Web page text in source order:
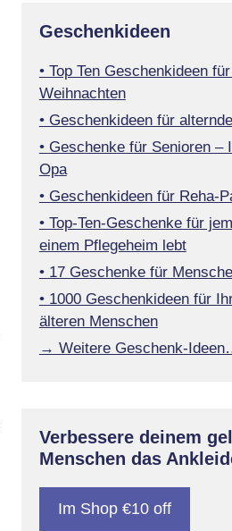
Geschenkideen
• Top Ten Geschenkideen
Weihnachten
• Geschenkideen für
• Geschenke für Senioren –
Opa
• Geschenkideen für Reha-
• Top-Ten-Geschenke für
einem Pflegeheim lebt
• 17 Geschenke für
• 1000 Geschenkideen für
älteren Menschen
→ Weitere Geschenk-
Verbessere deinem
Menschen das
Im Shop €10 off